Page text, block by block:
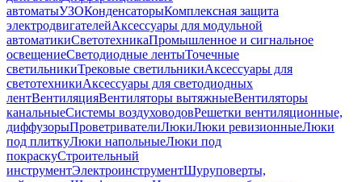
автоматыУЗОКонденсаторыКомплексная защита
электродвигателейАксессуары для модульной
автоматикиСветотехникаПромышленное и сигнальное
освещениеСветодиодные лентыТочечные
светильникиТрековые светильникиАксессуары для
светотехникиАксессуары для светодиодных
лентВентиляцияВентиляторы вытяжныеВентиляторы
канальныеСистемы воздуховодовРешетки вентиляционные,
диффузорыПроветривателиЛюкиЛюки ревизионныеЛюки
под плиткуЛюки напольныеЛюки под
покраскуСтроительный
инструментЭлектроинструментШуруповерты,